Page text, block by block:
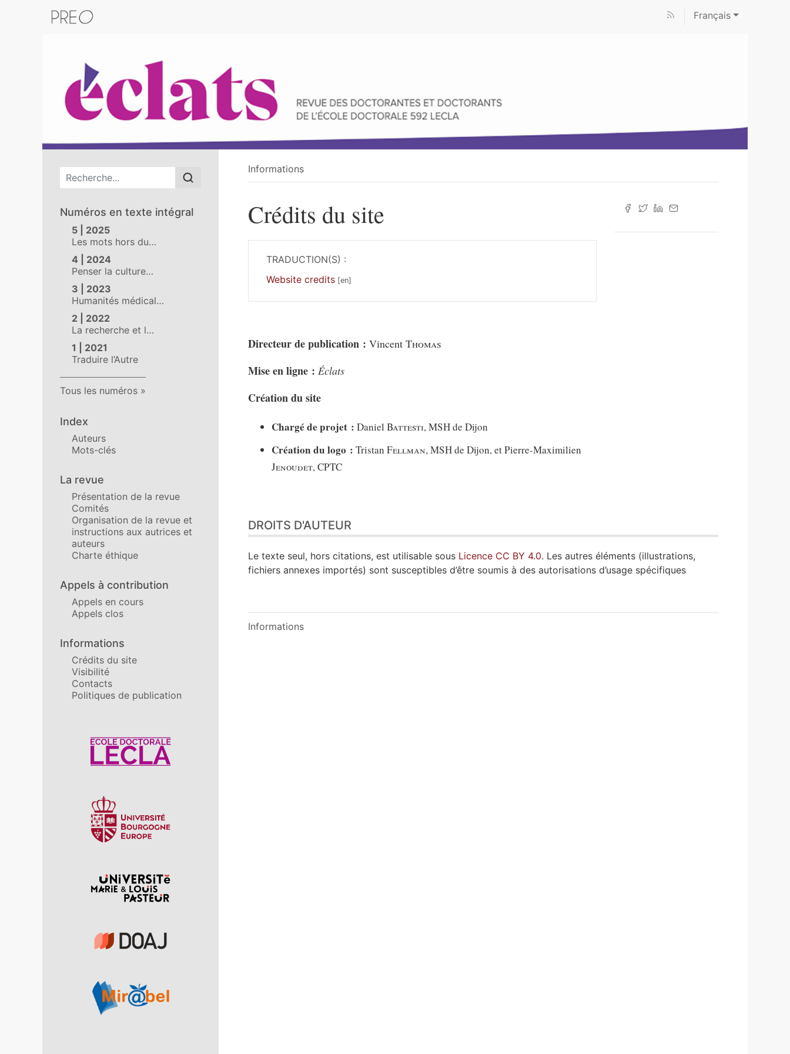
Français
Menu principal
Numéros en texte intégral
5 | 2025
Les mots hors du…
4 | 2024
Penser la culture…
3 | 2023
Humanités médical…
2 | 2022
La recherche et l…
1 | 2021
Traduire l’Autre
Tous les numéros
Index
Auteurs
Mots-clés
La revue
Présentation de la revue
Comités
Organisation de la revue et
instructions aux autrices et
auteurs
Charte éthique
Appels à contribution
Appels en cours
Appels clos
Informations
Crédits du site
Visibilité
Contacts
Politiques de publication
Affiliations/partenaires
Informations
Crédits du site
TRADUCTION(S) :
Website credits
Directeur de publication : Vincent Thomas
Mise en ligne : Éclats
Création du site
Chargé de projet : Daniel Battesti, MSH de Dijon
Création du logo : Tristan Fellman, MSH de Dijon, et Pierre-Maximilien
Jenoudet, CPTC
DROITS D'AUTEUR
Le texte seul, hors citations, est utilisable sous Licence CC BY 4.0. Les autres éléments (illustrations,
fichiers annexes importés) sont susceptibles d’être soumis à des autorisations d’usage spécifiques
Informations